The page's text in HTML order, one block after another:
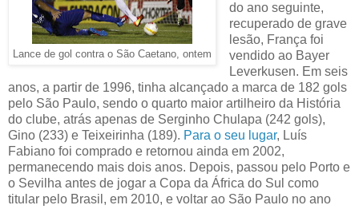
Lance de gol contra o São Caetano, ontem
do ano seguinte,
recuperado de grave
lesão, França foi
vendido ao Bayer
Leverkusen. Em seis
anos, a partir de 1996, tinha alcançado a marca de 182 gols
pelo São Paulo, sendo o quarto maior artilheiro da História
do clube, atrás apenas de Serginho Chulapa (242 gols),
Gino (233) e Teixeirinha (189). Para o seu lugar, Luís
Fabiano foi comprado e retornou ainda em 2002,
permanecendo mais dois anos. Depois, passou pelo Porto e
o Sevilha antes de jogar a Copa da África do Sul como
titular pelo Brasil, em 2010, e voltar ao São Paulo no ano